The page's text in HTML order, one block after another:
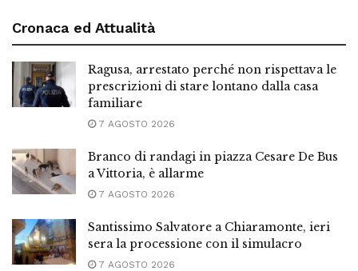
Cronaca ed Attualità
Ragusa, arrestato perché non rispettava le
prescrizioni di stare lontano dalla casa
familiare
7 AGOSTO 2026
Branco di randagi in piazza Cesare De Bus
a Vittoria, è allarme
7 AGOSTO 2026
Santissimo Salvatore a Chiaramonte, ieri
sera la processione con il simulacro
7 AGOSTO 2026